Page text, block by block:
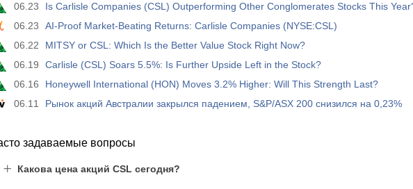
06.23
Is Carlisle Companies (CSL) Outperforming Other Conglomerates Stocks This
06.23
AI-Proof Market-Beating Returns: Carlisle Companies (NYSE:CSL)
06.22
MITSY or CSL: Which Is the Better Value Stock Right Now?
06.19
Carlisle (CSL) Soars 5.5%: Is Further Upside Left in the Stock?
06.16
Honeywell International (HON) Moves 3.2% Higher: Will This Strength Last?
06.11
Рынок акций Австралии закрылся падением, S&P/ASX 200 снизился на 0,23%
задаваемые вопросы
Какова цена акций CSL сегодня?